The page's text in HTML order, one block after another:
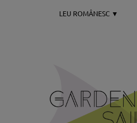
LEU ROMÂNESC ▼